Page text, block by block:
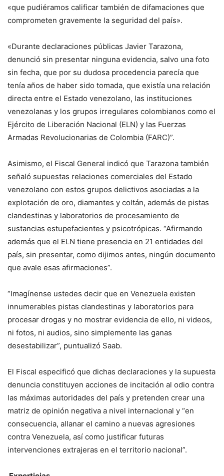
«que pudiéramos calificar también de difamaciones que
comprometen gravemente la seguridad del país».
«Durante declaraciones públicas Javier Tarazona,
denunció sin presentar ninguna evidencia, salvo una foto
sin fecha, que por su dudosa procedencia parecía que
tenía años de haber sido tomada, que existía una relación
directa entre el Estado venezolano, las instituciones
venezolanas y los grupos irregulares colombianos como el
Ejército de Liberación Nacional (ELN) y las Fuerzas
Armadas Revolucionarias de Colombia (FARC)”.
Asimismo, el Fiscal General indicó que Tarazona también
señaló supuestas relaciones comerciales del Estado
venezolano con estos grupos delictivos asociadas a la
explotación de oro, diamantes y coltán, además de pistas
clandestinas y laboratorios de procesamiento de
sustancias estupefacientes y psicotrópicas. “Afirmando
además que el ELN tiene presencia en 21 entidades del
país, sin presentar, como dijimos antes, ningún documento
que avale esas afirmaciones”.
“Imagínense ustedes decir que en Venezuela existen
innumerables pistas clandestinas y laboratorios para
procesar drogas y no mostrar evidencia de ello, ni videos,
ni fotos, ni audios, sino simplemente las ganas
desestabilizar”, puntualizó Saab.
El Fiscal especificó que dichas declaraciones y la supuesta
denuncia constituyen acciones de incitación al odio contra
las máximas autoridades del país y pretenden crear una
matriz de opinión negativa a nivel internacional y “en
consecuencia, allanar el camino a nuevas agresiones
contra Venezuela, así como justificar futuras
intervenciones extrajeras en el territorio nacional”.